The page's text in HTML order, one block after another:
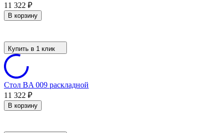
11 322 ₽
В корзину
Купить в 1 клик
Стол BA 009 раскладной
11 322 ₽
В корзину